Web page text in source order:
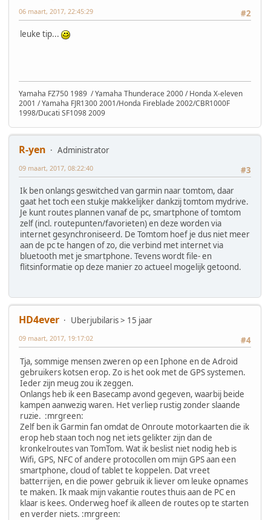
#2
06 maart, 2017, 22:45:29
leuke tip...
Yamaha FZ750 1989 / Yamaha Thunderace 2000 / Honda X-eleven
2001 / Yamaha FJR1300 2001/Honda Fireblade 2002/CBR1000F
1998/Ducati SF1098 2009
R-yen
Administrator
#3
09 maart, 2017, 08:22:40
Ik ben onlangs geswitched van garmin naar tomtom, daar
gaat het toch een stukje makkelijker dankzij tomtom mydrive.
Je kunt routes plannen vanaf de pc, smartphone of tomtom
zelf (incl. routepunten/favorieten) en deze worden via
internet gesynchroniseerd. De Tomtom hoef je dus niet meer
aan de pc te hangen of zo, die verbind met internet via
bluetooth met je smartphone. Tevens wordt file- en
flitsinformatie op deze manier zo actueel mogelijk getoond.
HD4ever
Uberjubilaris > 15 jaar
#4
09 maart, 2017, 19:17:02
Tja, sommige mensen zweren op een Iphone en de Adroid
gebruikers kotsen erop. Zo is het ook met de GPS systemen.
Ieder zijn meug zou ik zeggen.
Onlangs heb ik een Basecamp avond gegeven, waarbij beide
kampen aanwezig waren. Het verliep rustig zonder slaande
ruzie. :mrgreen:
Zelf ben ik Garmin fan omdat de Onroute motorkaarten die ik
erop heb staan toch nog net iets gelikter zijn dan de
kronkelroutes van TomTom. Wat ik beslist niet nodig heb is
Wifi, GPS, NFC of andere protocollen om mijn GPS aan een
smartphone, cloud of tablet te koppelen. Dat vreet
batterrijen, en die power gebruik ik liever om leuke opnames
te maken. Ik maak mijn vakantie routes thuis aan de PC en
klaar is kees. Onderweg hoef ik alleen de routes op te starten
en verder niets. :mrgreen: